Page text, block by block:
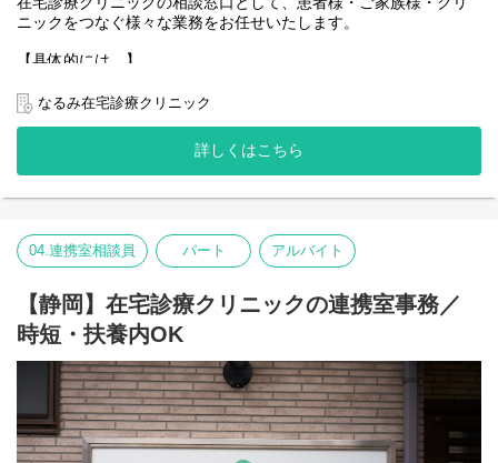
ニックをつなぐ様々な業務をお任せいたします。
【具体的には…】
◯地域の医療/介護事業者との連絡調整業務
◯療養中の社会的問題の解決、相談業務
◯退院カンファレンスへの参加
◯電子カルテへの患者情報登録
◯電話対応 など
※従事すべき業務の変更なし／就業場所の変更なし
なるみ在宅診療クリニック
詳しくはこちら
04.連携室相談員 パート アルバイト
【静岡】在宅診療クリニックの連携室事務／
時短・扶養内OK